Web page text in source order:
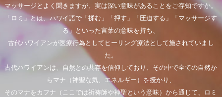
マッサージとよく聞きますが、実は深い意味があることをご存知ですか。
「ロミ」とは、ハワイ語で「揉む」「押す」「圧迫する」「マッサージす
る」といった言葉の意味を持ち、
古代ハワイアンが医療行為としてヒーリング療法として施されていまし
た。
古代ハワイアンは、自然との共存を信仰しており、その中で全ての自然か
らマナ（神聖な気、エネルギー）を授かり、
そのマナをカフナ（ここでは祈祷師や神聖という意味）から通じて、ロミ